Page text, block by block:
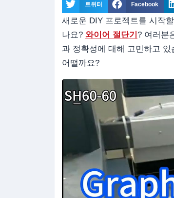
트위터 Facebook
새로운 DIY 프로젝트를 시작
나요? 와이어 절단기 ? 여러분
과 정확성에 대해 고민하고
어떨까요?